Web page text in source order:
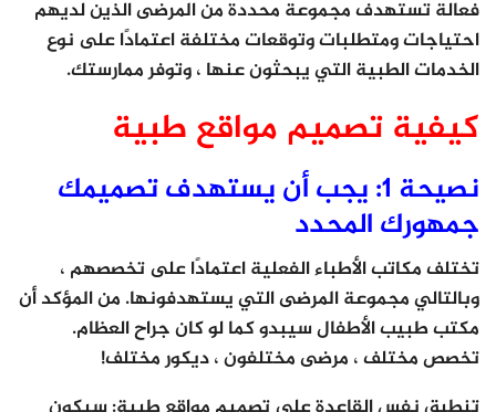
فعالة تستهدف مجموعة محددة من المرضى الذين لديهم
احتياجات ومتطلبات وتوقعات مختلفة اعتمادًا على نوع
الخدمات الطبية التي يبحثون عنها ، وتوفر ممارستك.
كيفية تصميم مواقع طبية
نصيحة 1: يجب أن يستهدف تصميمك
جمهورك المحدد
تختلف مكاتب الأطباء الفعلية اعتمادًا على تخصصهم ،
وبالتالي مجموعة المرضى التي يستهدفونها. من المؤكد أن
مكتب طبيب الأطفال سيبدو كما لو كان جراح العظام.
تخصص مختلف ، مرضى مختلفون ، ديكور مختلف!